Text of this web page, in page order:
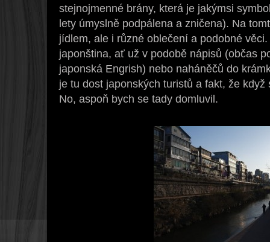
stejnojmenné brány, která je jakýmsi
lety úmyslně podpálena a zničena). Na
jídlem, ale i různé oblečení a podobné
japonština, ať už v podobě nápisů (občas
japonská Engrish) nebo naháněčů do
je tu dost japonských turistů a fakt, že
No, aspoň bych se tady domluvil.